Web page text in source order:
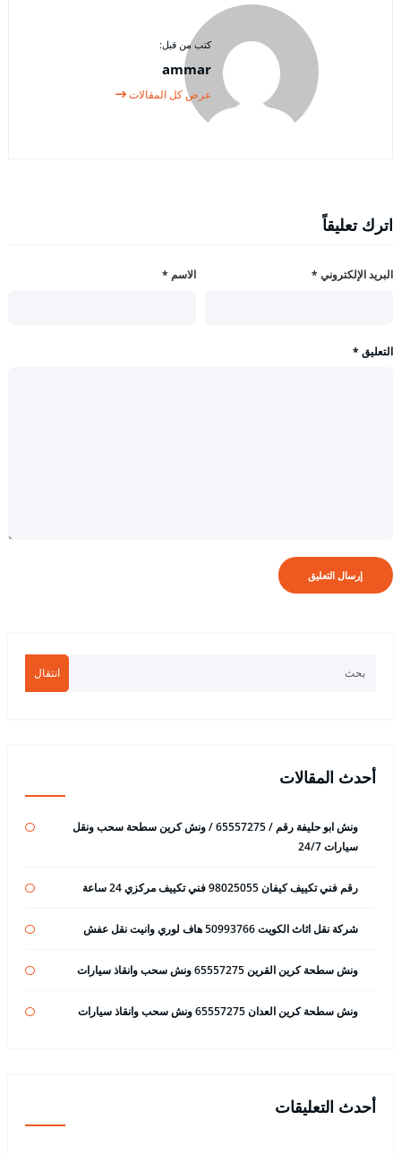
كتب من قبل:
ammar
عرض كل المقالات
اترك تعليقاً
الاسم * البريد الإلكتروني *
التعليق *
انتقال
أحدث المقالات
ونش ابو حليفة رقم / 65557275 / ونش كرين سطحة سحب ونقل
سيارات 24/7
رقم فني تكييف كيفان 98025055 فني تكييف مركزي 24 ساعة
شركة نقل اثاث الكويت 50993766 هاف لوري وانيت نقل عفش
ونش سطحة كرين القرين 65557275 ونش سحب وانقاذ سيارات
ونش سطحة كرين العدان 65557275 ونش سحب وانقاذ سيارات
أحدث التعليقات